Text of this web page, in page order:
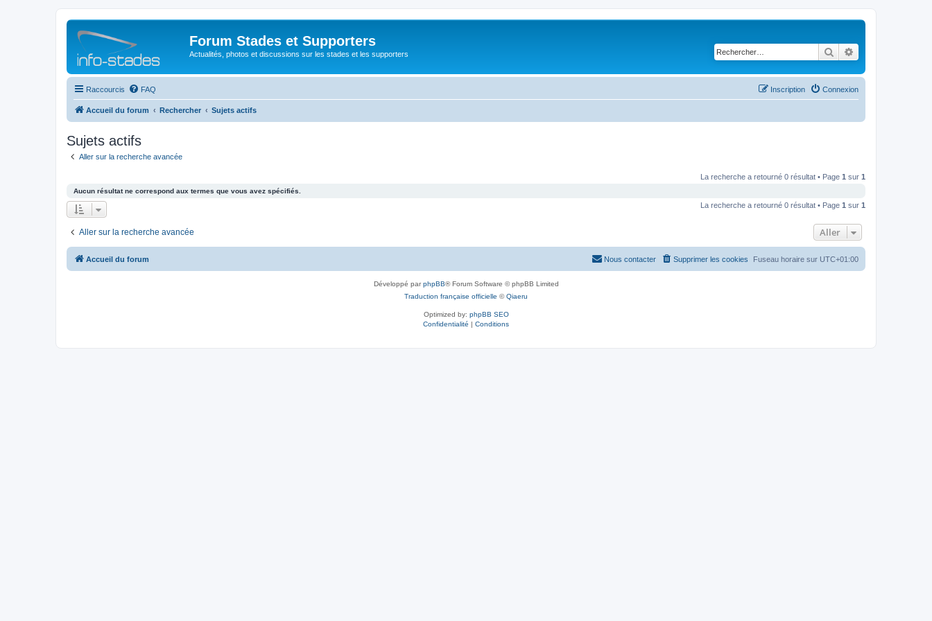
Forum Stades et Supporters
Actualités, photos et discussions sur les stades et les supporters Rechercher
Raccourcis FAQ Connexion
Inscription
Accueil du forum Rechercher Sujets actifs
Sujets actifs
Aller sur la recherche avancée
La recherche a retourné 0 résultat • Page 1 sur 1
Aucun résultat ne correspond aux termes que vous avez spécifiés.
La recherche a retourné 0 résultat • Page 1 sur 1
Aller sur la recherche avancée Aller
Accueil du forum Fuseau horaire sur UTC+01:00
Supprimer les cookies
Nous contacter
Développé parphpBB® Forum Software © phpBB Limited
Traduction française officielle ©Qiaeru
Optimized by: phpBB SEO
Confidentialité | Conditions